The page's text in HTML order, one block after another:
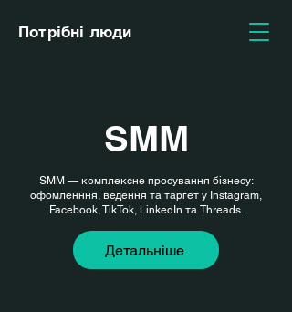
Потрібні люди
SMM
SMM — комплексне просування бізнесу:
офомленння, ведення та таргет у Instagram,
Facebook, TikTok, LinkedIn та Threads.
Детальніше